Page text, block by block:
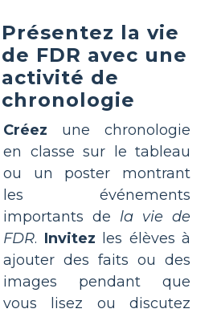
Présentez la vie
de FDR avec une
activité de
chronologie
Créez une chronologie
en classe sur le tableau
ou un poster montrant
les événements
importants de la vie de
FDR. Invitez les élèves à
ajouter des faits ou des
images pendant que
vous lisez ou discutez